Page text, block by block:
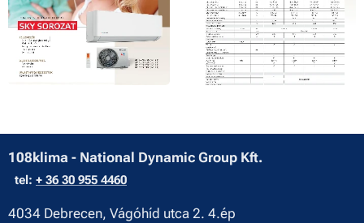
108klima - National Dynamic Group Kft.
tel: + 36 30 955 4460
4034 Debrecen, Vágóhíd utca 2. 4.ép